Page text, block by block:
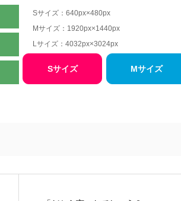
Sサイズ：640px×480px
Mサイズ：1920px×1440px
Lサイズ：4032px×3024px
Sサイズ Mサイズ